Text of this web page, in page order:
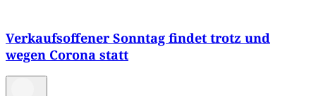
Verkaufsoffener Sonntag findet trotz und
wegen Corona statt